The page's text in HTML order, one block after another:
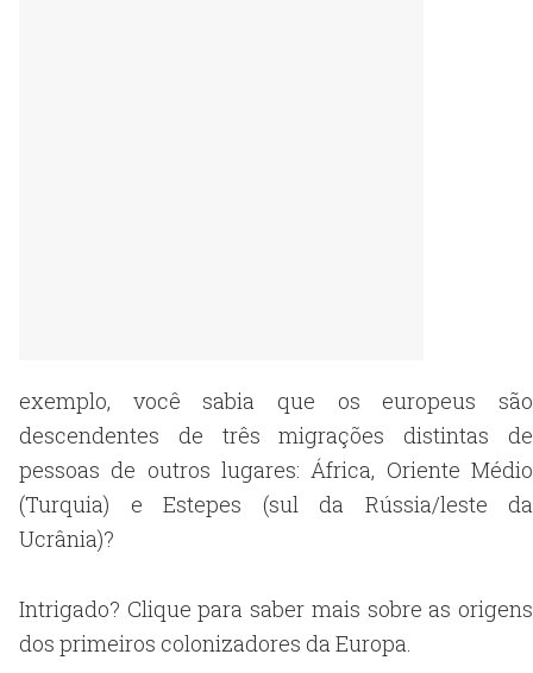
exemplo, você sabia que os europeus são
descendentes de três migrações distintas de
pessoas de outros lugares: África, Oriente Médio
(Turquia) e Estepes (sul da Rússia/leste da
Ucrânia)?
Intrigado? Clique para saber mais sobre as origens
dos primeiros colonizadores da Europa.